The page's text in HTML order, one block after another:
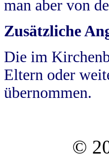
man aber von
Zusätzliche
Die im
Eltern oder
übernommen.
©